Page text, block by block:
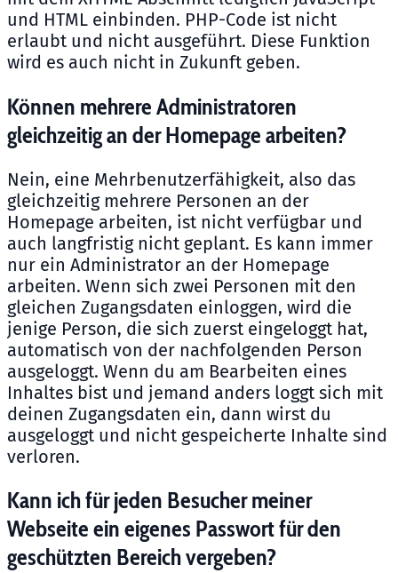
und HTML einbinden. PHP-Code ist nicht
erlaubt und nicht ausgeführt. Diese Funktion
wird es auch nicht in Zukunft geben.
Können mehrere Administratoren
gleichzeitig an der Homepage arbeiten?
Nein, eine Mehrbenutzerfähigkeit, also das
gleichzeitig mehrere Personen an der
Homepage arbeiten, ist nicht verfügbar und
auch langfristig nicht geplant. Es kann immer
nur ein Administrator an der Homepage
arbeiten. Wenn sich zwei Personen mit den
gleichen Zugangsdaten einloggen, wird die
jenige Person, die sich zuerst eingeloggt hat,
automatisch von der nachfolgenden Person
ausgeloggt. Wenn du am Bearbeiten eines
Inhaltes bist und jemand anders loggt sich mit
deinen Zugangsdaten ein, dann wirst du
ausgeloggt und nicht gespeicherte Inhalte sind
verloren.
Kann ich für jeden Besucher meiner
Webseite ein eigenes Passwort für den
geschützten Bereich vergeben?